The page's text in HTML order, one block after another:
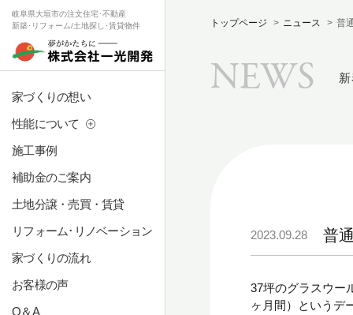
岐阜県大垣市の注文住宅･不動産
新築･リフォーム/土地探し･賃貸物件
家づくりの想い
性能について
施工事例
補助金のご案内
土地分譲・売買・賃貸
リフォーム･リノベーション
家づくりの流れ
お客様の声
Q＆A
トップページ ニュース 普
NEWS
2023.09.28 普
37坪のグラスウー
ヶ月間）というデ